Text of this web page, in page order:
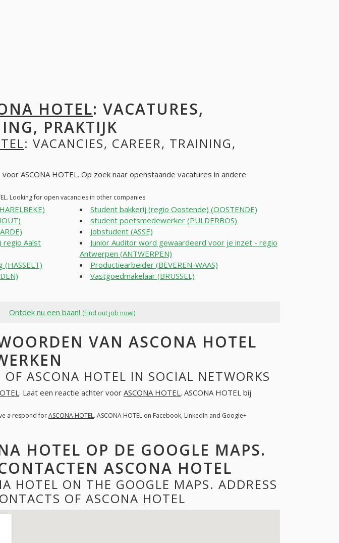
HOTEL: VACATURES,
PRAKTIJK
: VACANCIES, CAREER, TRAINING,
ASCONA HOTEL. Op zoek naar openstaande vacatures in andere
Looking for open vacancies in other companies
regio Aalst
Student bakkerij (regio Oostende) (OOSTENDE)
student poetsmedewerker (PULDERBOS)
Jobstudent (ASSE)
Junior Auditor word gewaardeerd voor je inzet - regio
Antwerpen (ANTWERPEN)
Productiearbeider (BEVEREN-WAAS)
Vastgoedmakelaar (BRUSSEL)
Ontdek nu een baan! (Find out job now!)
VAN ASCONA HOTEL
OF ASCONA HOTEL IN SOCIAL NETWORKS
. Laat een reactie achter voor ASCONA HOTEL. ASCONA HOTEL bij
a respond forASCONA HOTEL. ASCONA HOTEL on Facebook, LinkedIn and Google+
HOTEL OP DE GOOGLE MAPS.
ASCONA HOTEL
HOTEL ON THE GOOGLE MAPS. ADDRESS
OF ASCONA HOTEL